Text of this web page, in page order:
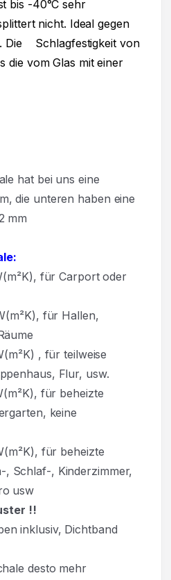
bis -40°C sehr
nicht. Ideal gegen
Die Schlagfestigkeit von
die vom Glas mit einer
hat bei uns eine
die unteren haben eine
mm
für Carport oder
für Hallen,
, für teilweise
Flur, usw.
für beheizte
keine
für beheizte
, Schlaf-, Kinderzimmer,
usw
!!
inklusiv, Dichtband
desto mehr